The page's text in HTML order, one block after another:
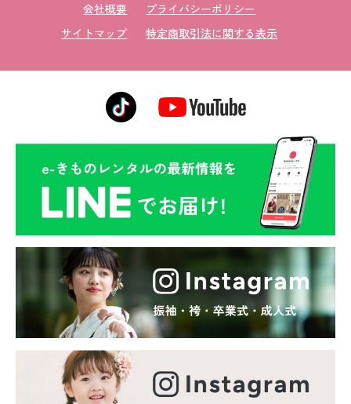
会社概要
プライバシーポリシー
サイトマップ
特定商取引法に関する表示